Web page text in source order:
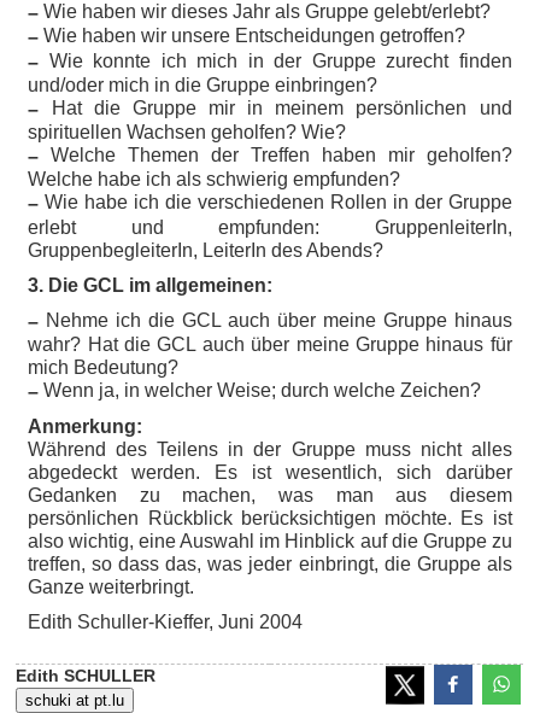
– Wie haben wir dieses Jahr als Gruppe gelebt/erlebt?
– Wie haben wir unsere Entscheidungen getroffen?
– Wie konnte ich mich in der Gruppe zurecht finden
und/oder mich in die Gruppe einbringen?
– Hat die Gruppe mir in meinem persönlichen und
spirituellen Wachsen geholfen? Wie?
– Welche Themen der Treffen haben mir geholfen?
Welche habe ich als schwierig empfunden?
– Wie habe ich die verschiedenen Rollen in der Gruppe
erlebt und empfunden: GruppenleiterIn,
GruppenbegleiterIn, LeiterIn des Abends?
3. Die GCL im allgemeinen:
– Nehme ich die GCL auch über meine Gruppe hinaus
wahr? Hat die GCL auch über meine Gruppe hinaus für
mich Bedeutung?
– Wenn ja, in welcher Weise; durch welche Zeichen?
Anmerkung:
Während des Teilens in der Gruppe muss nicht alles
abgedeckt werden. Es ist wesentlich, sich darüber
Gedanken zu machen, was man aus diesem
persönlichen Rückblick berücksichtigen möchte. Es ist
also wichtig, eine Auswahl im Hinblick auf die Gruppe zu
treffen, so dass das, was jeder einbringt, die Gruppe als
Ganze weiterbringt.
Edith Schuller-Kieffer, Juni 2004
Edith SCHULLER
schuki at pt.lu